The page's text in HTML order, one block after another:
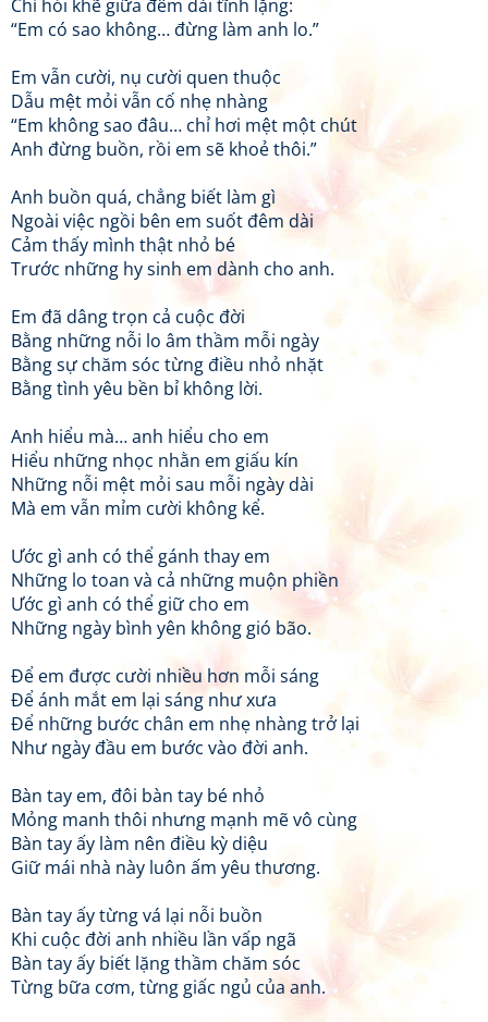
Chỉ hỏi khẽ giữa đêm dài tĩnh lặng:
“Em có sao không… đừng làm anh lo.”
Em vẫn cười, nụ cười quen thuộc
Dẫu mệt mỏi vẫn cố nhẹ nhàng
“Em không sao đâu… chỉ hơi mệt một chút
Anh đừng buồn, rồi em sẽ khoẻ thôi.”
Anh buồn quá, chẳng biết làm gì
Ngoài việc ngồi bên em suốt đêm dài
Cảm thấy mình thật nhỏ bé
Trước những hy sinh em dành cho anh.
Em đã dâng trọn cả cuộc đời
Bằng những nỗi lo âm thầm mỗi ngày
Bằng sự chăm sóc từng điều nhỏ nhặt
Bằng tình yêu bền bỉ không lời.
Anh hiểu mà… anh hiểu cho em
Hiểu những nhọc nhằn em giấu kín
Những nỗi mệt mỏi sau mỗi ngày dài
Mà em vẫn mỉm cười không kể.
Ước gì anh có thể gánh thay em
Những lo toan và cả những muộn phiền
Ước gì anh có thể giữ cho em
Những ngày bình yên không gió bão.
Để em được cười nhiều hơn mỗi sáng
Để ánh mắt em lại sáng như xưa
Để những bước chân em nhẹ nhàng trở lại
Như ngày đầu em bước vào đời anh.
Bàn tay em, đôi bàn tay bé nhỏ
Mỏng manh thôi nhưng mạnh mẽ vô cùng
Bàn tay ấy làm nên điều kỳ diệu
Giữ mái nhà này luôn ấm yêu thương.
Bàn tay ấy từng vá lại nỗi buồn
Khi cuộc đời anh nhiều lần vấp ngã
Bàn tay ấy biết lặng thầm chăm sóc
Từng bữa cơm, từng giấc ngủ của anh.